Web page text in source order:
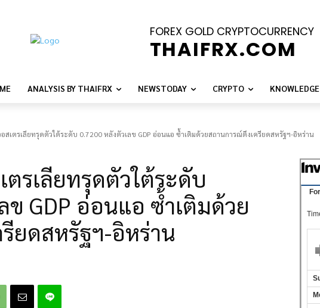
FOREX GOLD CRYPTOCURRENCY
THAIFRX.COM
ANALYSIS BY THAIFRX NEWSTODAY CRYPTO KNOWLEDGE
อสเตรเลียทรุดตัวใต้ระดับ 0.7200 หลังตัวเลข GDP อ่อนแอ ซ้ำเติมด้วยสถานการณ์ตึงเครียดสหรัฐฯ-อิหร่าน
ตรเลียทรุดตัวใต้ระดับ
ข GDP อ่อนแอ ซ้ำเติมด้วย
ยดสหรัฐฯ-อิหร่าน